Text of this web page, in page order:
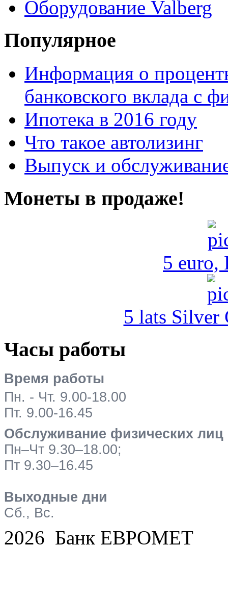
Оборудование Valberg
Популярное
Информация о
банковского вклада с
Ипотека в 2016 году
Что такое автолизинг
Выпуск и
Монеты в продаже!
5 euro,
5 lats Silver
Часы работы
Время работы
Пн. - Чт. 9.00-18.00
Пт. 9.00-16.45
Обслуживание физических лиц
Пн–Чт 9.30–18.00;
Пт 9.30–16.45
Выходные дни
Сб., Вс.
2026 Банк ЕВРОМЕТ